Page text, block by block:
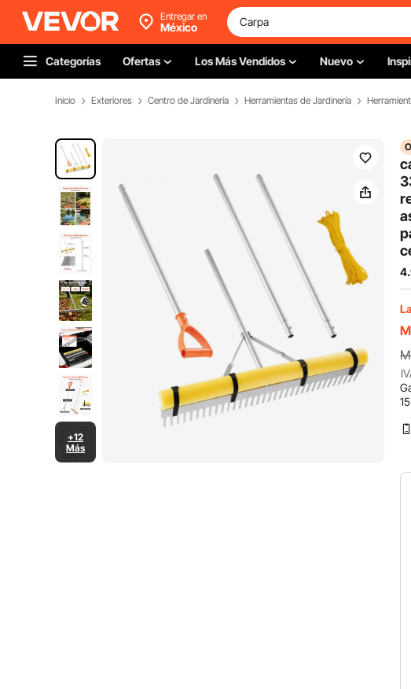
Entregar en
México
Categorías Ofertas Los Más Vendidos Nuevo
Inicio Exteriores Centro de Jardinería Herramientas de Jardinería
+12
Más